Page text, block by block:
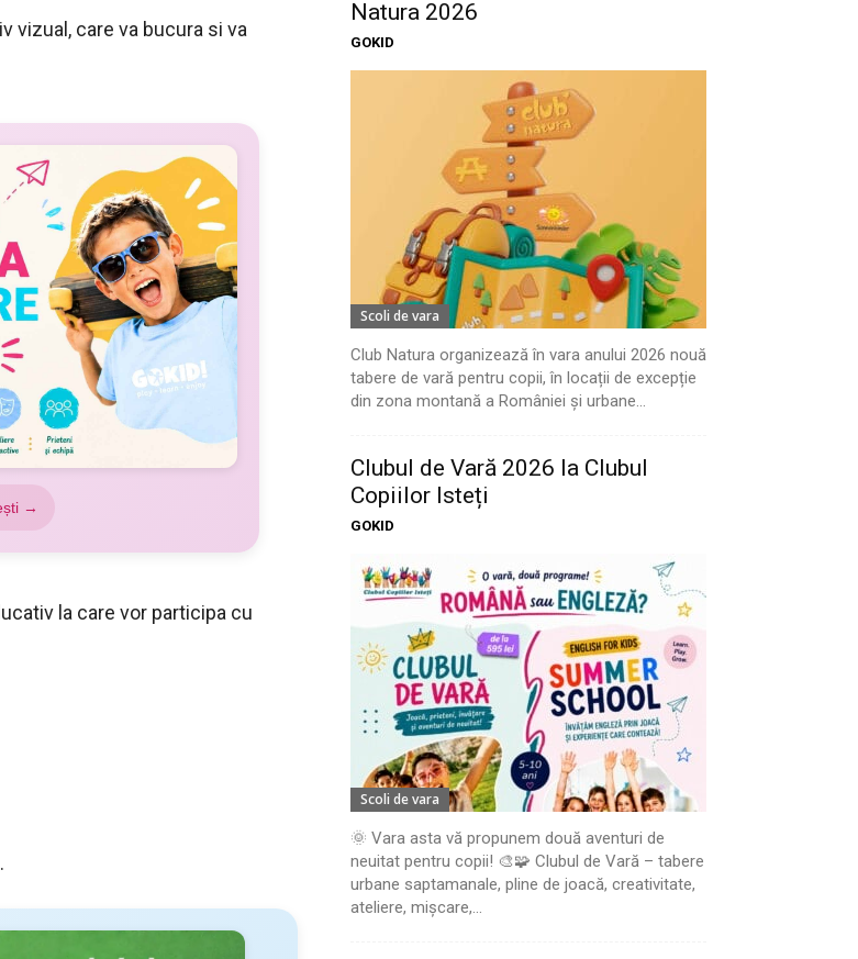
vizual, care va bucura si va
→
la care vor participa cu
Natura 2026
GOKID
Scoli de vara
Club Natura organizează în vara anului 2026 nouă
tabere de vară pentru copii, în locații de excepție
din zona montană a României și urbane...
Clubul de Vară 2026 la Clubul
Copiilor Isteți
GOKID
Scoli de vara
🌞 Vara asta vă propunem două aventuri de
neuitat pentru copii! 🎨🧩 Clubul de Vară – tabere
urbane saptamanale, pline de joacă, creativitate,
ateliere, mișcare,...